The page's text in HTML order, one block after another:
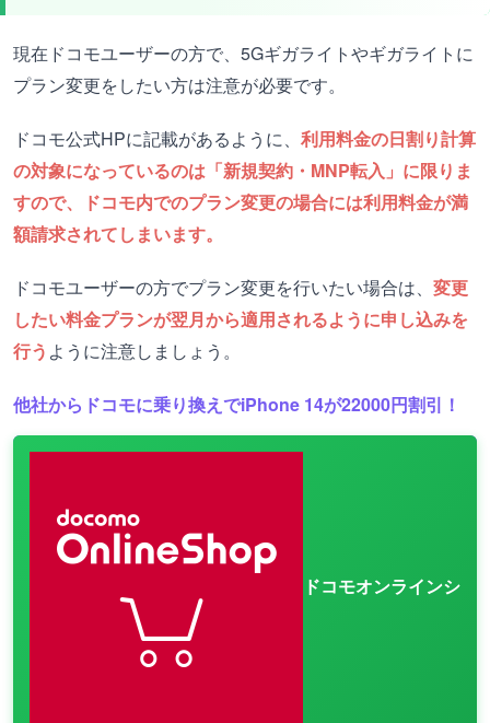
現在ドコモユーザーの方で、5Gギガライトやギガライトに
プラン変更をしたい方は注意が必要です。
ドコモ公式HPに記載があるように、 利用料金の日割り計算
の対象になっているのは「新規契約・MNP転入」に限りま
すので、ドコモ内でのプラン変更の場合には利用料金が満
額請求されてしまいます。
ドコモユーザーの方でプラン変更を行いたい場合は、 変更
したい料金プランが翌月から適用されるように申し込みを
行う ように注意しましょう。
他社からドコモに乗り換えでiPhone 14が22000円割引！
ドコモオンラインシ